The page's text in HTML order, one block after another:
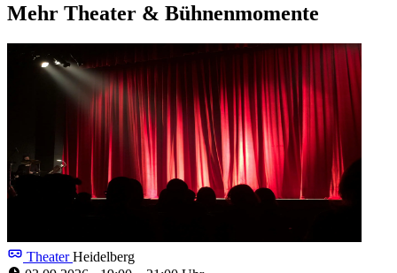
Mehr Theater & Bühnenmomente
TheaterHeidelberg